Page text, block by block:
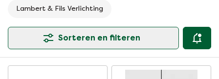
Lambert & Fils Verlichting
Sorteren en filteren